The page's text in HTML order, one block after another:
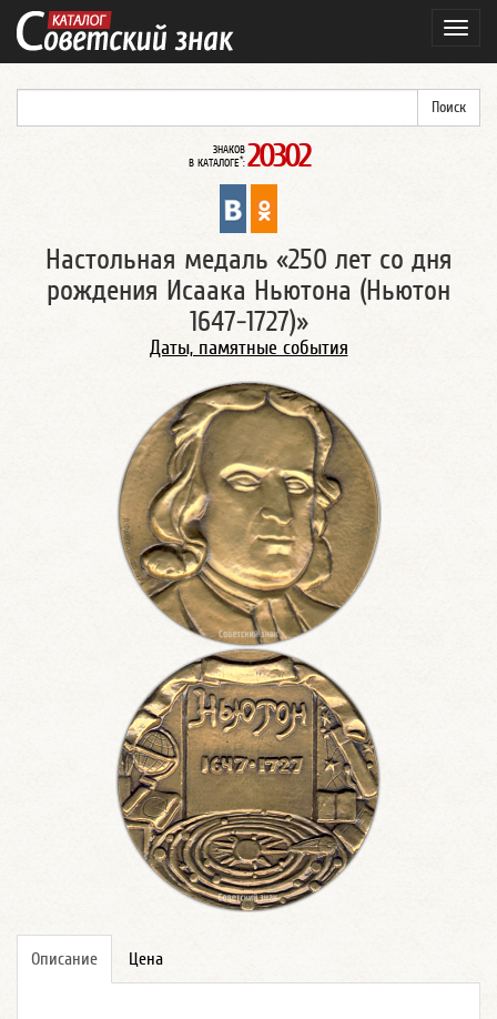
ЗНАКОВ
В КАТАЛОГЕ*: 20302
Настольная медаль «250 лет со дня
рождения Исаака Ньютона (Ньютон
1647-1727)»
Даты, памятные события
Описание Цена